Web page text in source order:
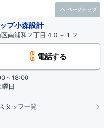
プ小森設計
南浦和２丁目４０－１２
電話する
～18:00
曜日
スタッフ一覧
ページトップ